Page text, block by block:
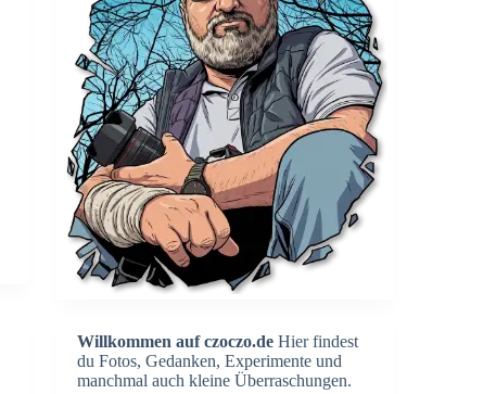
Willkommen auf czoczo.de Hier findest
du Fotos, Gedanken, Experimente und
manchmal auch kleine Überraschungen.